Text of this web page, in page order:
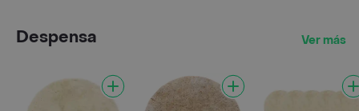
Despensa Ver más